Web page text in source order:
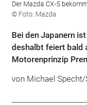
Der Mazda CX-5
© Foto: Mazda
Bei den Japanern
deshalbt feiert bald
Motorenprinzip
von Michael Specht/